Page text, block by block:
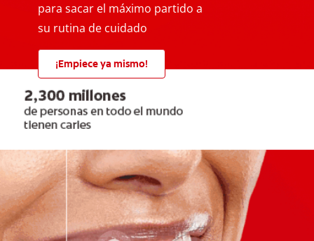
para sacar el máximo partido a
su rutina de cuidado
¡Empiece ya mismo!